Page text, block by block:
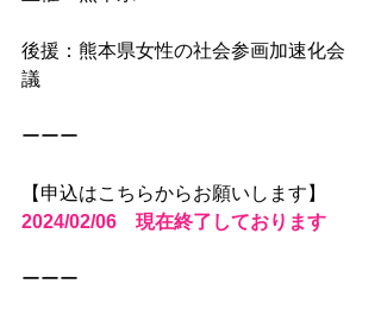
後援：熊本県女性の社会参画加速化会
議
ーーー
【申込はこちらからお願いします】
2024/02/06　現在終了しております
ーーー